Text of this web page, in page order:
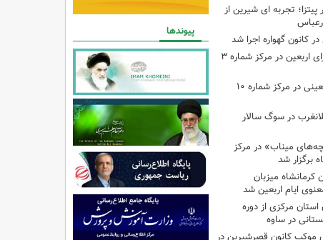
تجربه ای شیرین از
کانون گهواره اجرا شد
اجرای برنامه‌هایی برای اربعین در مرکز شماره ۳
اجرای برنامه‌های اربعینی در مرکز شماره ۱۰
در سوگ سالار
میناب» در مرکز
۱۳ کانون کرمانشاه میزبان
ایام اربعین شد
استان مرکزی از دوره
در ساوه
موکب کانون قصرشیرین در
پیوندها